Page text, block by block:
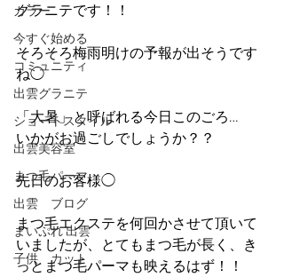
カラー
今すぐ始める
コミュニティ
出雲グラニテ
ショートスタイル
出雲美容室
まつ毛パーマ
出雲 ブログ
まいぷれ 出雲
子供 カット
グラニテです！！
そろそろ梅雨明けの予報が出そうです
ね◯
「大暑」と呼ばれる今日このごろ…
いかがお過ごしでしょうか？？
先日のお客様◯
まつ毛エクステを何回かさせて頂いて
いましたが、とてもまつ毛が長く、き
っとまつ毛パーマも映えるはず！！